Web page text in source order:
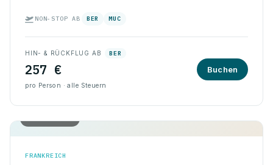
NON-STOP AB BER MUC
HIN- & RÜCKFLUG AB BER
257 €
pro Person · alle Steuern
Buchen
FRANKREICH